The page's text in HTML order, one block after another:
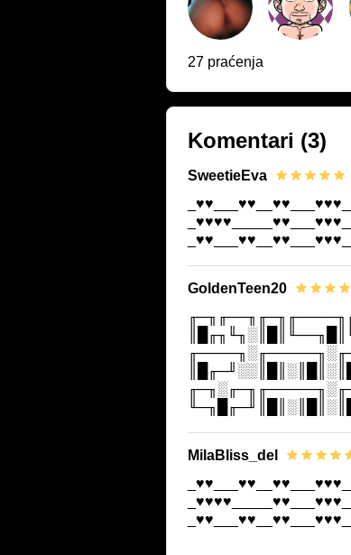
27 praćenja
Komentari (3)
SweetieEva
GoldenTeen20
MilaBliss_del